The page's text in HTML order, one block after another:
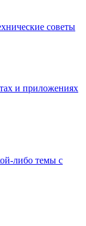
советы
и приложениях
либо темы с